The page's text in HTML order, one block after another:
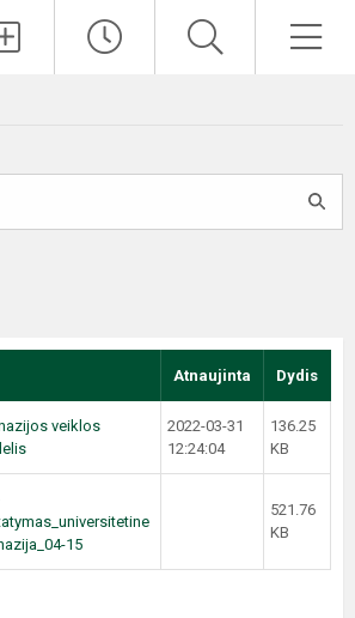
Atnaujinta Dydis
veiklos
2022-03-31
12:24:04
136.25
KB
15
521.76
KB